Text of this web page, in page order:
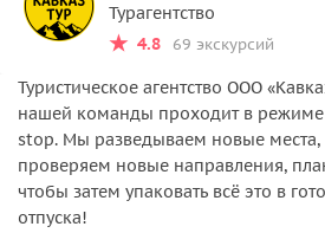
Турагентство
4.8
69 экскурсий
Туристическое агентство ООО
нашей команды проходит в режиме
stop. Мы разведываем новые
проверяем новые направления,
чтобы затем упаковать всё это в
отпуска!